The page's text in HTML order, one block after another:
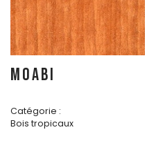
MOABI
Catégorie :
Bois tropicaux